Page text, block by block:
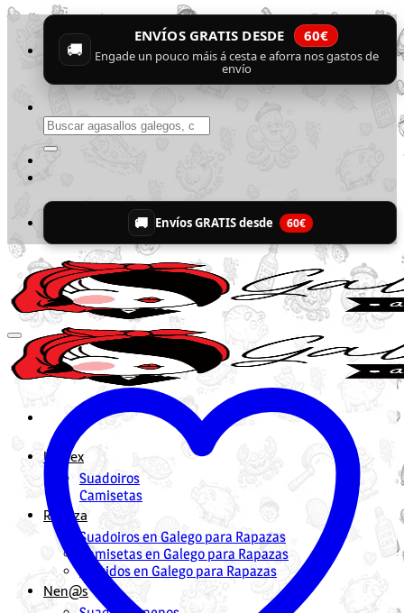
Skip
content
🚚
ENVÍOS GRATIS DESDE 60€
Engade un pouco máis á cesta e aforra nos gastos de
envío
Buscar
por:
🚚 Envíos GRATIS desde 60€
Unisex
Suadoiros
Camisetas
Rapaza
Suadoiros en Galego para Rapazas
Camisetas en Galego para Rapazas
Vestidos en Galego para Rapazas
Nen@s